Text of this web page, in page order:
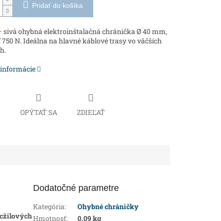
Pridať do košíka
sivá ohybná elektroinštalačná chránička Ø 40 mm,
N. Ideálna na hlavné káblové trasy vo väčších
OPÝTAŤ SA ZDIEĽAŤ
Dodatočné parametre
Kategória:
Ohybné chráničky
Hmotnosť: 0.09 kg